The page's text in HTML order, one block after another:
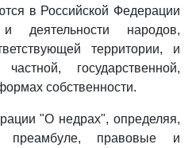
в Российской Федерации
народов,
территории, и
государственной,
собственности.
"О недрах", определяя,
правовые и